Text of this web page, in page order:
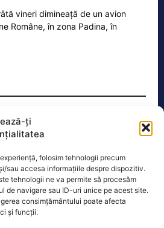
ți
folosim tehnologii precum
sau accesa informațiile despre dispozitiv.
tehnologii ne va permite să procesăm
de navigare sau ID-uri unice pe acest site.
consimțământului poate afecta
și funcții.
vineri dimineață de un avion
Române, în zona Padina, în
am ajuns să retrăim
probabil, în…
susține că măsurile anunțate
Bolojan privind reducerea
de energie electrică [...]